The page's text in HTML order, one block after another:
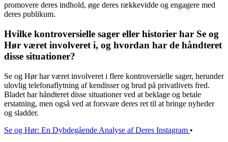
promovere deres indhold, øge deres rækkevidde og engagere med
deres publikum.
Hvilke kontroversielle sager eller historier har Se og
Hør været involveret i, og hvordan har de håndteret
disse situationer?
Se og Hør har været involveret i flere kontroversielle sager, herunder
ulovlig telefonaflytning af kendisser og brud på privatlivets fred.
Bladet har håndteret disse situationer ved at beklage og betale
erstatning, men også ved at forsvare deres ret til at bringe nyheder
og sladder.
Se og Hør: En Dybdegående Analyse af Deres Instagram •